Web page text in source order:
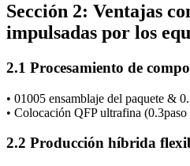
Sección 2: Ventajas
impulsadas por los
2.1 Procesamiento de
• 01005 ensamblaje del paquete &
• Colocación QFP ultrafina (0.3paso
2.2 Producción híbrida